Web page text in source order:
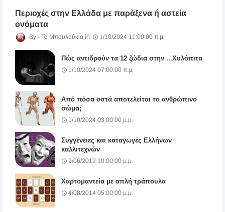
Περιοχές στην Ελλάδα με παράξενα ή αστεία
ονόματα
Τα Μπουλούκια 1/10/2024 11:00:00 π.μ.
Πώς αντιδρούν τα 12 ζώδια στην ...Χυλόπιτα
1/10/2024 07:00:00 π.μ.
Από πόσα οστά αποτελείται το ανθρώπινο
σώμα;
1/10/2024 03:00:00 μ.μ.
Συγγένειες και καταγωγές Ελλήνων
καλλιτεχνών
9/06/2012 10:00:00 μ.μ.
Χαρτομαντεία με απλή τράπουλα
4/08/2014 05:00:00 μ.μ.